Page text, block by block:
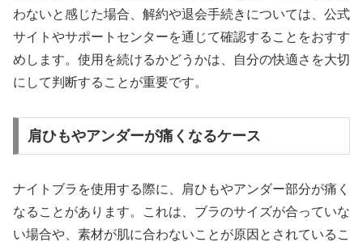
わないと感じた場合、解約や退会手続きについては、公式
サイトやサポートセンターを通じて確認することをおすす
めします。使用を続けるかどうかは、自分の快適さを大切
にして判断することが重要です。
肩ひもやアンダーが痛くなるケース
ナイトブラを使用する際に、肩ひもやアンダー部分が痛く
なることがあります。これは、ブラのサイズが合っていな
い場合や、素材が肌に合わないことが原因とされているこ